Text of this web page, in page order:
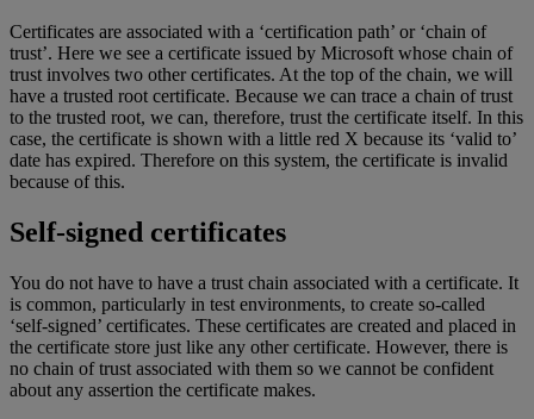
Certificates are associated with a ‘certification path’ or ‘chain of
trust’. Here we see a certificate issued by Microsoft whose chain of
trust involves two other certificates. At the top of the chain, we will
have a trusted root certificate. Because we can trace a chain of trust
to the trusted root, we can, therefore, trust the certificate itself. In this
case, the certificate is shown with a little red X because its ‘valid to’
date has expired. Therefore on this system, the certificate is invalid
because of this.
Self-signed certificates
You do not have to have a trust chain associated with a certificate. It
is common, particularly in test environments, to create so-called
‘self-signed’ certificates. These certificates are created and placed in
the certificate store just like any other certificate. However, there is
no chain of trust associated with them so we cannot be confident
about any assertion the certificate makes.